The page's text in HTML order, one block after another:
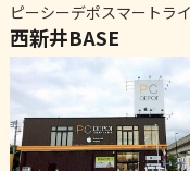
ピーシーデポスマートラ
西新井BASE